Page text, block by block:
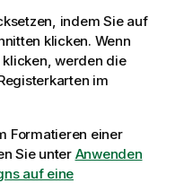
indem Sie auf
klicken. Wenn
klicken, werden die
im
Formatieren einer
Sie unter Anwenden
auf eine